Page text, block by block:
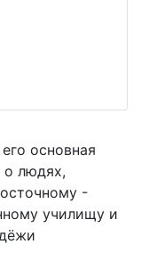
основная
о людях,
-
училищу и